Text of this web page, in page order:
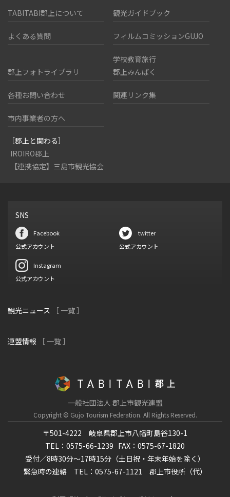
TABITABI郡上について 観光ガイドブック
よくある質問 フィルムコミッションGUJO
郡上フォトライブラリ
学校教育旅行
郡上みんぱく
各種お問い合わせ 関連リンク集
市内事業者の方へ
［郡上と関わる］
IROIRO郡上
【連携協定】三島市観光協会
SNS
Facebook
公式アカウント
twitter
公式アカウント
Instagram
公式アカウント
観光ニュース ［ 一覧 ］
連盟情報 ［ 一覧 ］
一般社団法人 郡上市観光連盟
Copyright © Gujo Tourism Federation. All Rights Reserved.
〒501-4222 岐阜県郡上市八幡町島谷130-1
TEL：0575-66-1239 FAX：0575-67-1820
受付／8時30分～17時15分（土日祝・年末年始を除く）
緊急時の連絡 TEL：0575-67-1121 郡上市役所（代）